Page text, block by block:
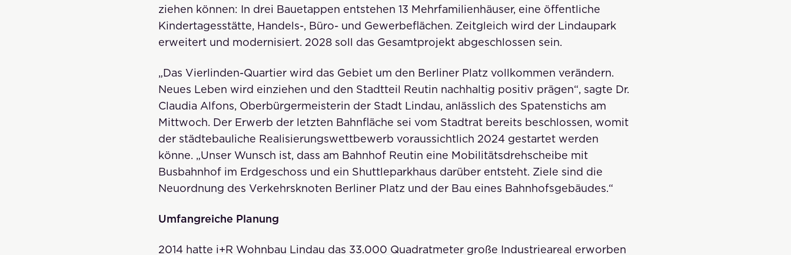
ziehen können: In drei Bauetappen entstehen 13 Mehrfamilienhäuser, eine öffentliche
Kindertagesstätte, Handels-, Büro- und Gewerbeflächen. Zeitgleich wird der Lindaupark
erweitert und modernisiert. 2028 soll das Gesamtprojekt abgeschlossen sein.
„Das Vierlinden-Quartier wird das Gebiet um den Berliner Platz vollkommen verändern.
Neues Leben wird einziehen und den Stadtteil Reutin nachhaltig positiv prägen“, sagte Dr.
Claudia Alfons, Oberbürgermeisterin der Stadt Lindau, anlässlich des Spatenstichs am
Mittwoch. Der Erwerb der letzten Bahnfläche sei vom Stadtrat bereits beschlossen, womit
der städtebauliche Realisierungswettbewerb voraussichtlich 2024 gestartet werden
könne. „Unser Wunsch ist, dass am Bahnhof Reutin eine Mobilitätsdrehscheibe mit
Busbahnhof im Erdgeschoss und ein Shuttleparkhaus darüber entsteht. Ziele sind die
Neuordnung des Verkehrsknoten Berliner Platz und der Bau eines Bahnhofsgebäudes.“
Umfangreiche Planung
2014 hatte i+R Wohnbau Lindau das 33.000 Quadratmeter große Industrieareal erworben